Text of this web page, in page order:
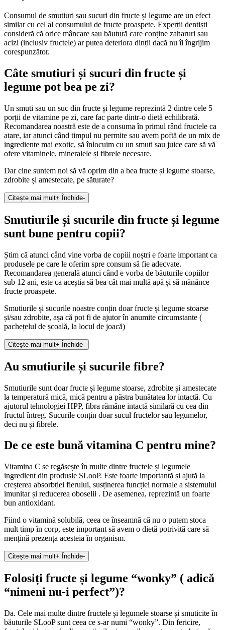
Consumul de smutiuri sau sucuri din fructe și legume are un efect
similar cu cel al consumului de fructe proaspete. Experții dentiști
consideră că orice mâncare sau băutură care conține zaharuri sau
acizi (inclusiv fructele) ar putea deteriora dinții dacă nu îi îngrijim
corespunzător.
Câte smutiuri și sucuri din fructe și
legume pot bea pe zi?
Un smuti sau un suc din fructe și legume reprezintă 2 dintre cele 5
porții de vitamine pe zi, care fac parte dintr-o dietă echilibrată.
Recomandarea noastră este de a consuma în primul rând fructele ca
atare, iar atunci când timpul nu permite sau avem poftă de un mix de
ingrediente mai exotic, să înlocuim cu un smuti sau juice care să vă
ofere vitaminele, mineralele și fibrele necesare.
Dar cine suntem noi să vă oprim din a bea fructe și legume stoarse,
zdrobite și amestecate, pe săturate?
Citește mai mult+ Închide-
Smutiurile și sucurile din fructe și legume
sunt bune pentru copii?
Știm că atunci când vine vorba de copiii noștri e foarte important ca
produsele pe care le oferim spre consum să fie adecvate.
Recomandarea generală atunci când e vorba de băuturile copiilor
sub 12 ani, este ca aceștia să bea cât mai multă apă și să mănânce
fructe proaspete.
Smutiurile și sucurile noastre conțin doar fructe și legume stoarse
și/sau zdrobite, așa că pot fi de ajutor în anumite circumstante (
pachețelul de școală, la locul de joacă)
Citește mai mult+ Închide-
Au smutiurile și sucurile fibre?
Smutiurile sunt doar fructe și legume stoarse, zdrobite și amestecate
la temperatură mică, mică pentru a păstra bunătatea lor intactă. Cu
ajutorul tehnologiei HPP, fibra rămâne intactă similară cu cea din
fructul întreg. Sucurile conțin doar sucul fructelor sau legumelor,
deci nu și fibrele.
De ce este bună vitamina C pentru mine?
Vitamina C se regăsește în multe dintre fructele și legumele
ingredient din produsle SLooP. Este foarte importantă și ajută la
creșterea absorbției fierului, susținerea funcției normale a sistemului
imunitar și reducerea oboselii . De asemenea, reprezintă un foarte
bun antioxidant.
Fiind o vitamină solubilă, ceea ce înseamnă că nu o putem stoca
mult timp în corp, este important să avem o dietă potrivită care să
mențină prezența acesteia în organism.
Citește mai mult+ Închide-
Folosiți fructe și legume “wonky” ( adică
“nimeni nu-i perfect”)?
Da. Cele mai multe dintre fructele și legumele stoarse și smuticite în
băuturile SLooP sunt ceea ce s-ar numi “wonky”. Din fericire,